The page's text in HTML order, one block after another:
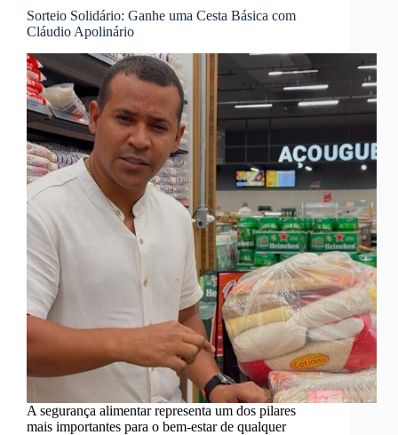
Sorteio Solidário: Ganhe uma Cesta Básica com
Cláudio Apolinário
A segurança alimentar representa um dos pilares
mais importantes para o bem-estar de qualquer